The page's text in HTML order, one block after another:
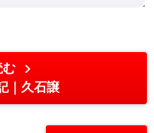
む chevron_right
久石譲